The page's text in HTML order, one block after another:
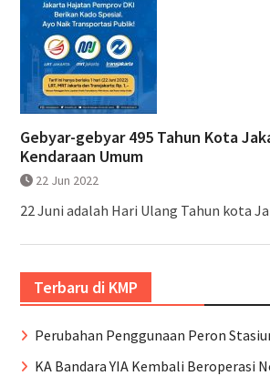
Gebyar-gebyar 495 Tahun Kota
Kendaraan Umum
22 Jun 2022
22 Juni adalah Hari Ulang Tahun kota
Terbaru di KMP
Perubahan Penggunaan Peron
KA Bandara YIA Kembali Beroperasi